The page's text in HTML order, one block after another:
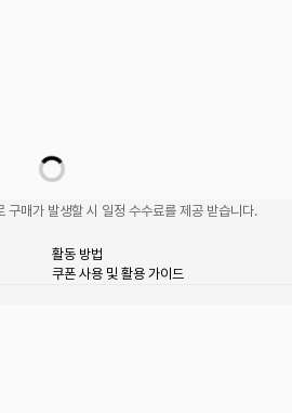
구매가 발생할 시 일정 수수료를 제공 받습니다.
활동 방법
쿠폰 사용 및 활용 가이드